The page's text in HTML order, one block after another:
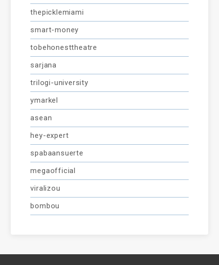
thepicklemiami
smart-money
tobehonesttheatre
sarjana
trilogi-university
ymarkel
asean
hey-expert
spabaansuerte
megaofficial
viralizou
bombou